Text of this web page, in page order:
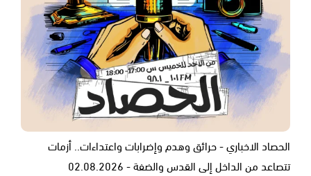
الحصاد الاخباري - حرائق وهدم وإضرابات واعتداءات.. أزمات
تتصاعد من الداخل إلى القدس والضفة - 02.08.2026